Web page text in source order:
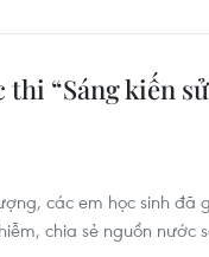
“Sáng kiến
các em học sinh đã
chia sẻ nguồn nước